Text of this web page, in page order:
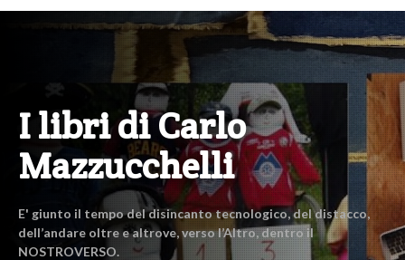
I libri di Carlo
Mazzucchelli
E' giunto il tempo del disincanto tecnologico, del distacco,
dell’andare oltre e altrove, verso l’Altro, dentro il
NOSTROVERSO.